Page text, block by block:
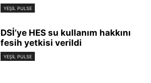
YEŞIL PULSE
DSİ’ye HES su kullanım hakkını
fesih yetkisi verildi
YEŞIL PULSE